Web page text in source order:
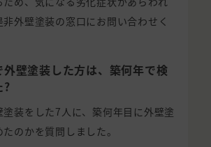
外壁塗装の窓口にお問い合わせく
外壁塗装した方は、築何年で検
装をした7人に、築何年目に外壁塗
のかを質問しました。